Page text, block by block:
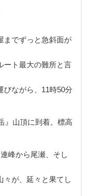
までずっと急斜面が
ート最大の難所と言
びながら、11時50分
』山頂に到着。標高
峰から尾瀬、そし
々が、延々と果てし